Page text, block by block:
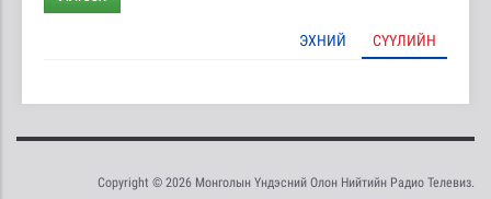
ЭХНИЙ СҮҮЛИЙН
Copyright © 2026 Монголын Үндэсний Олон Нийтийн Радио Телевиз.